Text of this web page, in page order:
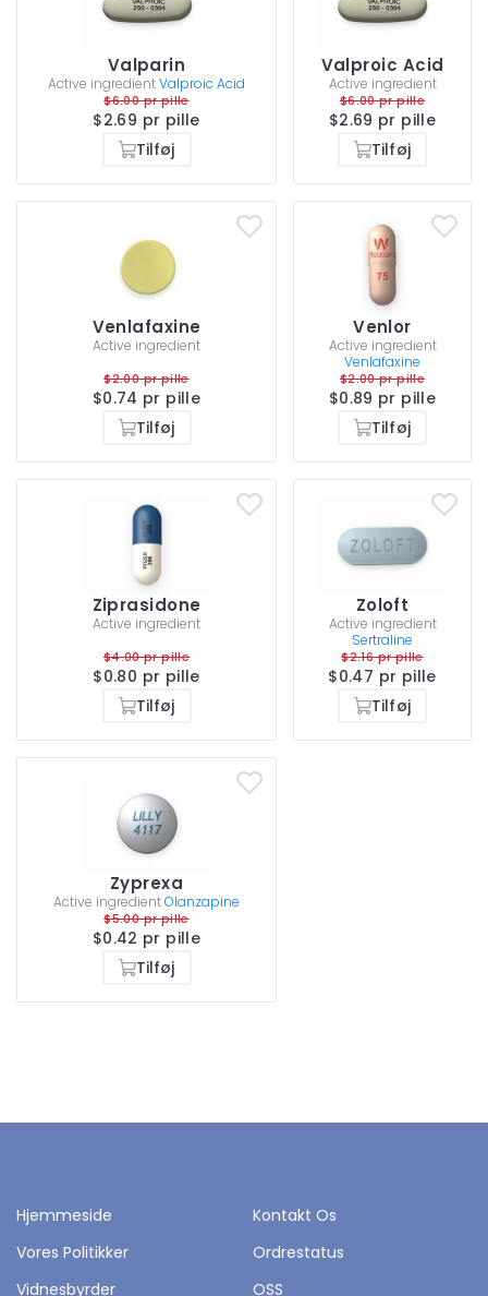
Valparin
Active ingredientValproic Acid
$6.00 pr pille
$2.69 pr pille
Tilføj
Valproic Acid
Active ingredient
$6.00 pr pille
$2.69 pr pille
Tilføj
Venlafaxine
Active ingredient
$2.00 pr pille
$0.74 pr pille
Tilføj
Venlor
Active ingredient
Venlafaxine
$2.00 pr pille
$0.89 pr pille
Tilføj
Ziprasidone
Active ingredient
$4.00 pr pille
$0.80 pr pille
Tilføj
Zoloft
Active ingredient
Sertraline
$2.16 pr pille
$0.47 pr pille
Tilføj
Zyprexa
Active ingredientOlanzapine
$5.00 pr pille
$0.42 pr pille
Tilføj
Hjemmeside
Kontakt Os
Vores Politikker
Ordrestatus
Vidnesbyrder
OSS